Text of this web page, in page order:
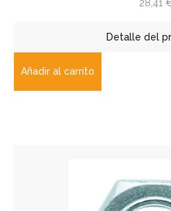
28,41
Detalle del
Añadir al carrito